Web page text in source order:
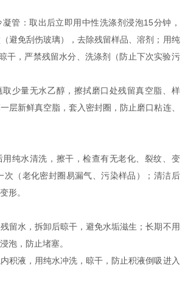
管：取出后立即用中性洗涤剂浸泡15分钟，
避免刮伤玻璃），去除残留样品、溶剂；用纯
干，严禁残留水分、洗涤剂（防止下次实验污
取少量无水乙醇，擦拭磨口处残留真空脂、样
层新鲜真空脂，套入密封圈，防止磨口粘连、
纯水清洗，擦干，检查有无老化、裂纹、变
次（老化密封圈易漏气、污染样品）；清洁后
形。
留水，拆卸后晾干，避免水垢滋生；长期不用
泡，防止堵塞。
积液，用纯水冲洗，晾干，防止积液倒吸进入